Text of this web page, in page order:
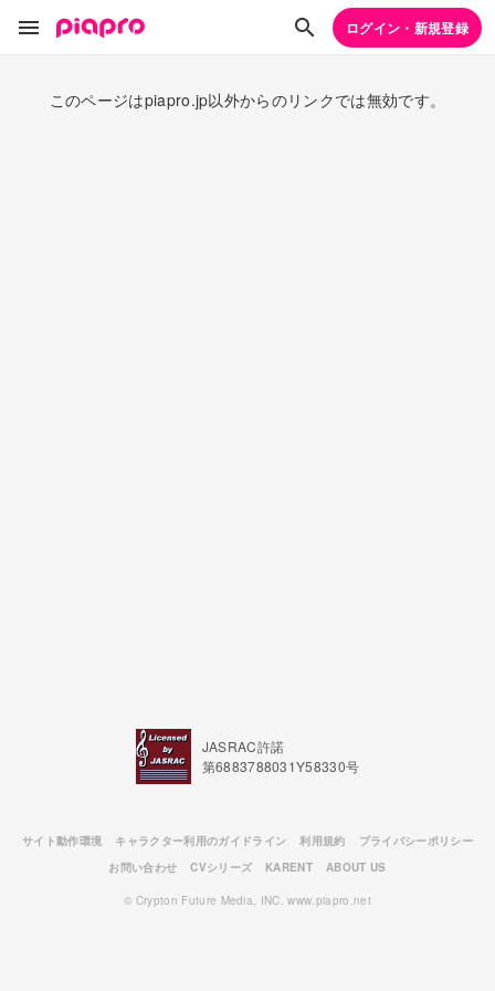
ログイン・新規登録
このページはpiapro.jp以外からのリンクでは無効です。
JASRAC許諾
第6883788031Y58330号
サイト動作環境 キャラクター利用のガイドライン 利用規約
プライバシーポリシー
お問い合わせ
CVシリーズ KARENT ABOUT US
© Crypton Future Media, INC. www.piapro.net